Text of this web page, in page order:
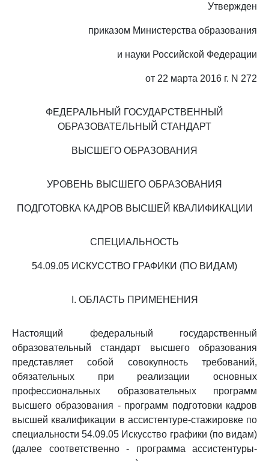
Утвержден
приказом Министерства образования
и науки Российской Федерации
от 22 марта 2016 г. N 272
ФЕДЕРАЛЬНЫЙ ГОСУДАРСТВЕННЫЙ
ОБРАЗОВАТЕЛЬНЫЙ СТАНДАРТ
ВЫСШЕГО ОБРАЗОВАНИЯ
УРОВЕНЬ ВЫСШЕГО ОБРАЗОВАНИЯ
ПОДГОТОВКА КАДРОВ ВЫСШЕЙ КВАЛИФИКАЦИИ
СПЕЦИАЛЬНОСТЬ
54.09.05 ИСКУССТВО ГРАФИКИ (ПО ВИДАМ)
I. ОБЛАСТЬ ПРИМЕНЕНИЯ
Настоящий федеральный государственный
образовательный стандарт высшего образования
представляет собой совокупность требований,
обязательных при реализации основных
профессиональных образовательных программ
высшего образования - программ подготовки кадров
высшей квалификации в ассистентуре-стажировке по
специальности 54.09.05 Искусство графики (по видам)
(далее соответственно - программа ассистентуры-